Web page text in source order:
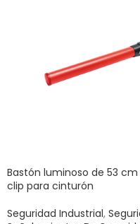
Bastón luminoso de 53 cm
clip para cinturón
Seguridad Industrial,